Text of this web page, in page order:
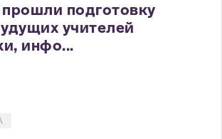
подготовку
учителей
инфо...